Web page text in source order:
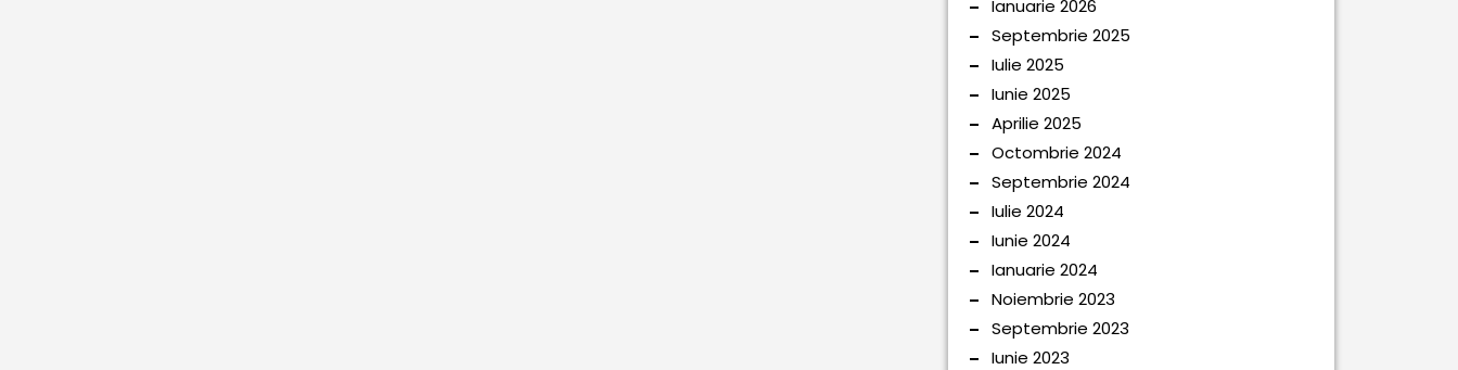
Ianuarie 2026
Septembrie 2025
Iulie 2025
Iunie 2025
Aprilie 2025
Octombrie 2024
Septembrie 2024
Iulie 2024
Iunie 2024
Ianuarie 2024
Noiembrie 2023
Septembrie 2023
Iunie 2023